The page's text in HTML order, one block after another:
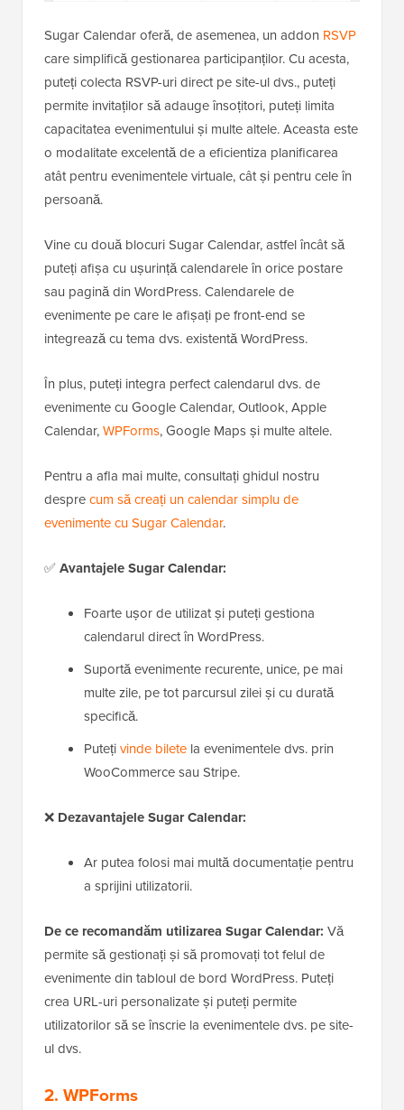
Sugar Calendar oferă, de asemenea, un addon RSVP
care simplifică gestionarea participanților. Cu acesta,
puteți colecta RSVP-uri direct pe site-ul dvs., puteți
permite invitaților să adauge însoțitori, puteți limita
capacitatea evenimentului și multe altele. Aceasta este
o modalitate excelentă de a eficientiza planificarea
atât pentru evenimentele virtuale, cât și pentru cele în
persoană.
Vine cu două blocuri Sugar Calendar, astfel încât să
puteți afișa cu ușurință calendarele în orice postare
sau pagină din WordPress. Calendarele de
evenimente pe care le afișați pe front-end se
integrează cu tema dvs. existentă WordPress.
În plus, puteți integra perfect calendarul dvs. de
evenimente cu Google Calendar, Outlook, Apple
Calendar,WPForms, Google Maps și multe altele.
Pentru a afla mai multe, consultați ghidul nostru
desprecum să creați un calendar simplu de
evenimente cu Sugar Calendar.
✅Avantajele Sugar Calendar:
Foarte ușor de utilizat și puteți gestiona
calendarul direct în WordPress.
Suportă evenimente recurente, unice, pe mai
multe zile, pe tot parcursul zilei și cu durată
specifică.
Putețivinde bilete la evenimentele dvs. prin
WooCommerce sau Stripe.
❌ Dezavantajele Sugar Calendar:
Ar putea folosi mai multă documentație pentru
a sprijini utilizatorii.
De ce recomandăm utilizarea Sugar Calendar: Vă
permite să gestionați și să promovați tot felul de
evenimente din tabloul de bord WordPress. Puteți
crea URL-uri personalizate și puteți permite
utilizatorilor să se înscrie la evenimentele dvs. pe site-
ul dvs.
2. WPForms